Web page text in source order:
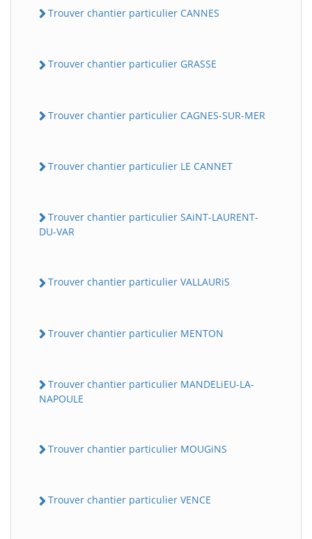
Trouver chantier particulier CANNES
Trouver chantier particulier GRASSE
Trouver chantier particulier CAGNES-SUR-MER
Trouver chantier particulier LE CANNET
Trouver chantier particulier SAiNT-LAURENT-
DU-VAR
Trouver chantier particulier VALLAURiS
Trouver chantier particulier MENTON
Trouver chantier particulier MANDELiEU-LA-
NAPOULE
Trouver chantier particulier MOUGiNS
Trouver chantier particulier VENCE